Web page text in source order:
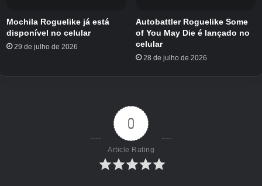
Mochila Roguelike já está
disponível no celular
29 de julho de 2026
Autobattler Roguelike Some
of You May Die é lançado no
celular
28 de julho de 2026
0
Article Rating